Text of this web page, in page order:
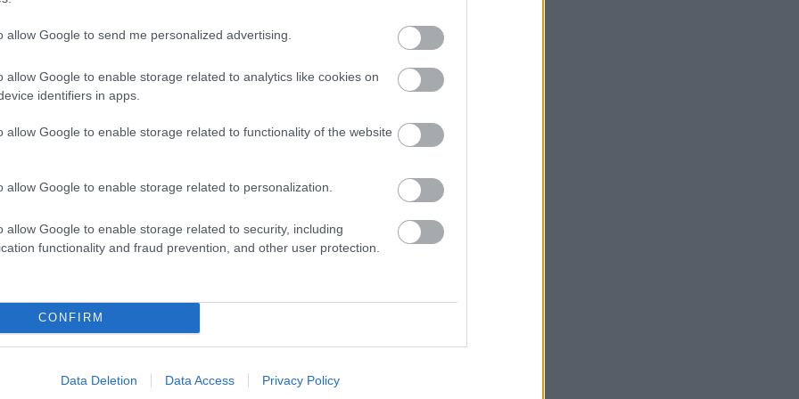
allow Google to send me personalized advertising.
allow Google to enable storage related to analytics like cookies on
identifiers in apps.
allow Google to enable storage related to functionality of the website
allow Google to enable storage related to personalization.
allow Google to enable storage related to security, including
functionality and fraud prevention, and other user protection.
CONFIRM
Data Deletion Data Access Privacy Policy
Tatjanáról főleg, de Elizabeth Bennet sem
fűz. Még nem vettem rá magam, hogy
volt anno kötelező). A Háború és békét nagyon
Kareninát is filmben. De könyvben félek tőle. Ez
le a polcról mihamarabb Annát. Már csak ezért is
versek, noha a szigorú értelmükben számomra nem
a nőkről, a férfiakról, a férjekről, az apákról, és
is múlik, hogy milyen férfi lesz a fiad. Milyen férj.
és anyák! És okulásként: olvassátok ti is,
A borítóra kattintva elérhetitek a kötetet a
versben kéne meg,
Kövess minketFacebookon!